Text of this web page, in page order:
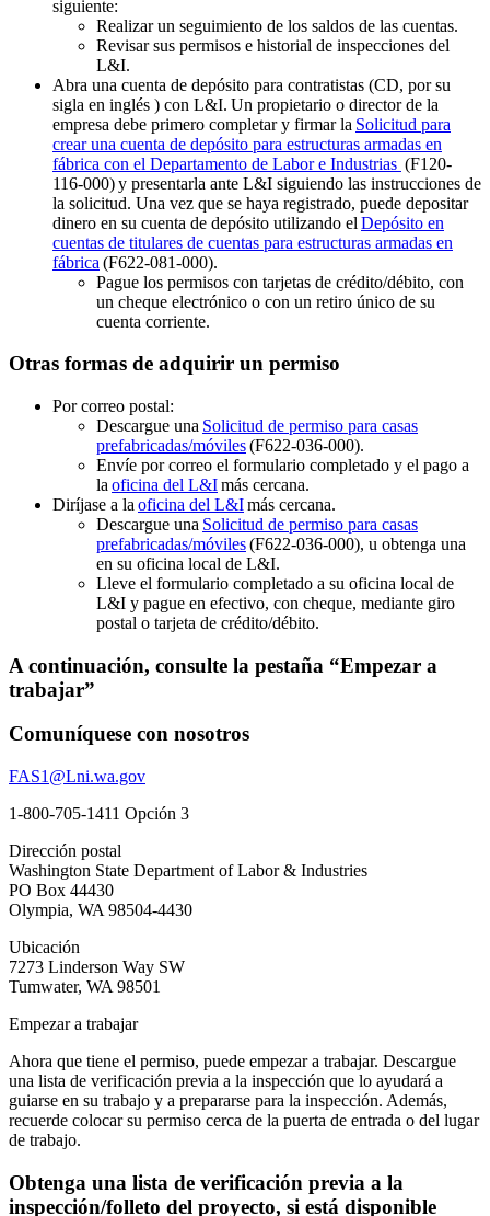
siguiente:
Realizar un seguimiento de los saldos de las cuentas.
Revisar sus permisos e historial de inspecciones del
L&I.
Abra una cuenta de depósito para contratistas (CD, por su
sigla en inglés ) con L&I. Un propietario o director de la
empresa debe primero completar y firmar la Solicitud para
crear una cuenta de depósito para estructuras armadas en
fábrica con el Departamento de Labor e Industrias (F120-
116-000) y presentarla ante L&I siguiendo las instrucciones de
la solicitud. Una vez que se haya registrado, puede depositar
dinero en su cuenta de depósito utilizando el Depósito en
cuentas de titulares de cuentas para estructuras armadas en
fábrica (F622-081-000).
Pague los permisos con tarjetas de crédito/débito, con
un cheque electrónico o con un retiro único de su
cuenta corriente.
Otras formas de adquirir un permiso
Por correo postal:
Descargue una Solicitud de permiso para casas
prefabricadas/móviles(F622-036-000).
Envíe por correo el formulario completado y el pago a
la oficina del L&Imás cercana.
Diríjase a la oficina del L&Imás cercana.
Descargue una Solicitud de permiso para casas
prefabricadas/móviles(F622-036-000), u obtenga una
en su oficina local de L&I.
Lleve el formulario completado a su oficina local de
L&I y pague en efectivo, con cheque, mediante giro
postal o tarjeta de crédito/débito.
A continuación, consulte la pestaña “Empezar a
trabajar”
Comuníquese con nosotros
FAS1@Lni.wa.gov
1-800-705-1411 Opción 3
Dirección postal
Washington State Department of Labor & Industries
PO Box 44430
Olympia, WA 98504-4430
Ubicación
7273 Linderson Way SW
Tumwater, WA 98501
Empezar a trabajar
Ahora que tiene el permiso, puede empezar a trabajar. Descargue
una lista de verificación previa a la inspección que lo ayudará a
guiarse en su trabajo y a prepararse para la inspección. Además,
recuerde colocar su permiso cerca de la puerta de entrada o del lugar
de trabajo.
Obtenga una lista de verificación previa a la
inspección/folleto del proyecto, si está disponible